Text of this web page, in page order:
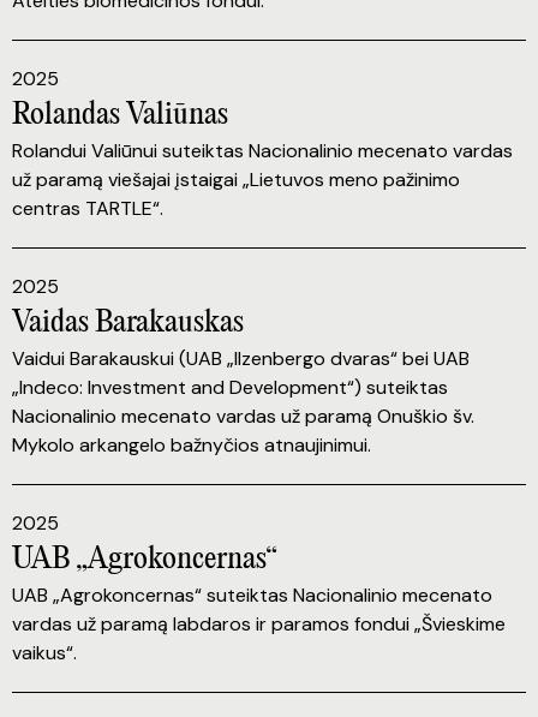
Rolandas Valiūnas
Rolandui Valiūnui suteiktas Nacionalinio mecenato vardas
už paramą viešajai įstaigai „Lietuvos meno pažinimo
centras TARTLE“.
2025
Vaidas Barakauskas
Vaidui Barakauskui (UAB „Ilzenbergo dvaras“ bei UAB
„Indeco: Investment and Development“) suteiktas
Nacionalinio mecenato vardas už paramą Onuškio šv.
Mykolo arkangelo bažnyčios atnaujinimui.
2025
UAB „Agrokoncernas“
UAB „Agrokoncernas“ suteiktas Nacionalinio mecenato
vardas už paramą labdaros ir paramos fondui „Švieskime
vaikus“.
2025